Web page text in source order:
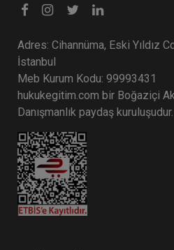
Adres: Cihannüma, Eski Yıldız
İstanbul
Meb Kurum Kodu: 99993431
hukukegitim.com bir Boğaziçi
Danışmanlık paydaş kuruluşudur.